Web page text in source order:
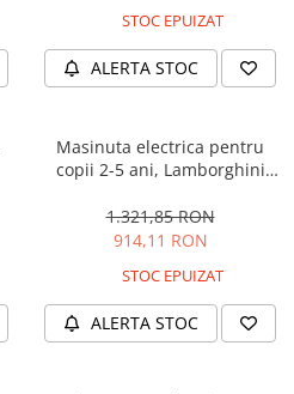
STOC EPUIZAT
ALERTA STOC
Masinuta electrica pentru
copii 2-5 ani, Lamborghini
12V, galbena
1.321,85 RON
914,11 RON
STOC EPUIZAT
ALERTA STOC